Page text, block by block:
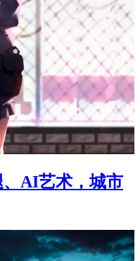
AI艺术，城市